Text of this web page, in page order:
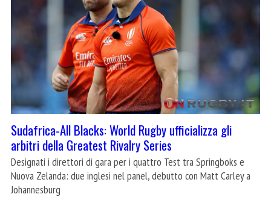
Sudafrica-All Blacks: World Rugby ufficializza gli
arbitri della Greatest Rivalry Series
Designati i direttori di gara per i quattro Test tra Springboks e
Nuova Zelanda: due inglesi nel panel, debutto con Matt Carley a
Johannesburg